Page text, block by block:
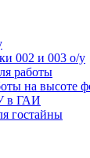
002 и 003 о/у
работы
на высоте
в ГАИ
гостайны